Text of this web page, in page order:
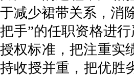
于减少裙带关系，消
把手”的任职资格进
授权标准，把注重实
持收授并重，把优胜